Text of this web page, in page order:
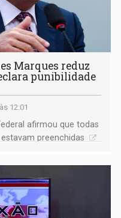
Marques reduz
punibilidade
12:01
afirmou que todas
preenchidas